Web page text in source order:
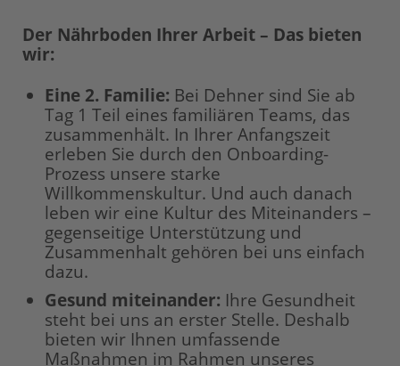
Der Nährboden Ihrer Arbeit – Das bieten
wir:
Eine 2. Familie: Bei Dehner sind Sie ab
Tag 1 Teil eines familiären Teams, das
zusammenhält. In Ihrer Anfangszeit
erleben Sie durch den Onboarding-
Prozess unsere starke
Willkommenskultur. Und auch danach
leben wir eine Kultur des Miteinanders –
gegenseitige Unterstützung und
Zusammenhalt gehören bei uns einfach
dazu.
Gesund miteinander: Ihre Gesundheit
steht bei uns an erster Stelle. Deshalb
bieten wir Ihnen umfassende
Maßnahmen im Rahmen unseres